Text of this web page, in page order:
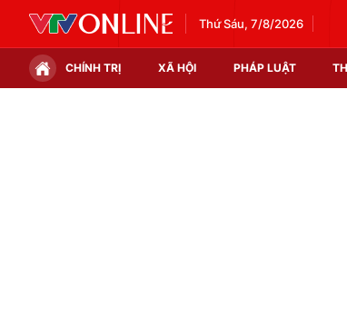
Thứ Sáu, 7/8/2026
CHÍNH TRỊ XÃ HỘI PHÁP LUẬT